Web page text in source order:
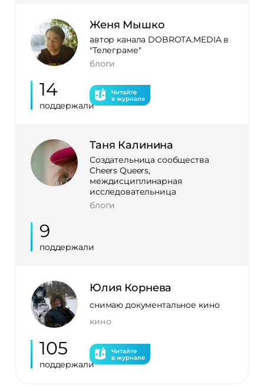
Женя Мышко
автор канала DOBROTA.MEDIA в
"Телеграме"
блоги
14
поддержали
Читайте
в журнале
Таня Калинина
Создательница сообщества
Cheers Queers,
междисциплинарная
исследовательница
блоги
9
поддержали
Юлия Корнева
снимаю документальное кино
кино
105
поддержали
Читайте
в журнале